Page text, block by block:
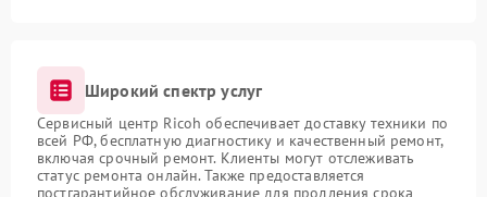
Широкий спектр услуг
Сервисный центр Ricoh обеспечивает доставку техники по
всей РФ, бесплатную диагностику и качественный ремонт,
включая срочный ремонт. Клиенты могут отслеживать
статус ремонта онлайн. Также предоставляется
постгарантийное обслуживание для продления срока